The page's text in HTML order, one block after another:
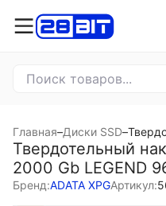
Главная–Диски SSD–
Твердотельный
2000 Gb LEGEND
Бренд:ADATA XPGАртикул: